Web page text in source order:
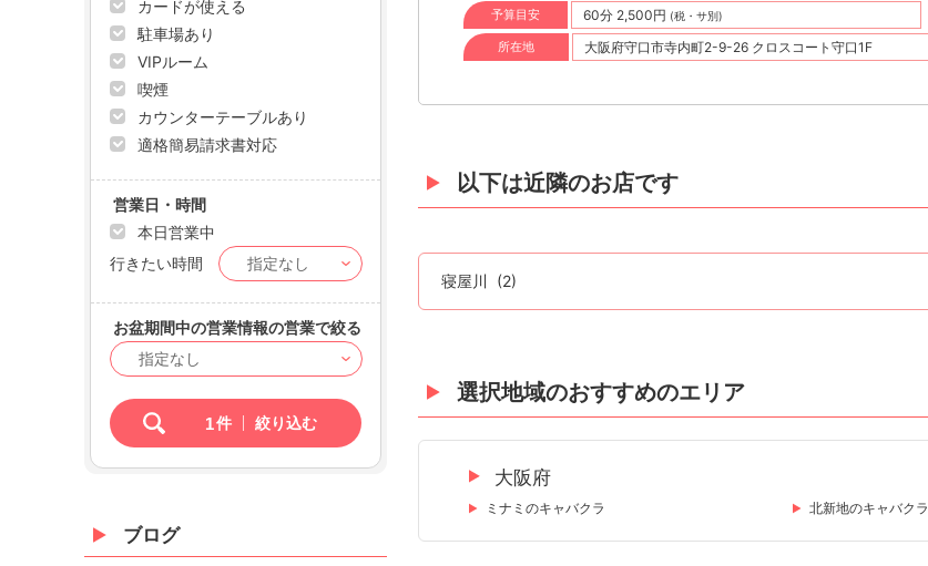
予算目安 60分 2,500円 (税・サ別)
所在地 大阪府守口市寺内町2-9-26 クロスコート守口1F
以下は近隣のお店です
寝屋川 (2)
選択地域のおすすめのエリア
大阪府
ミナミのキャバクラ 北新地のキャバクラ
カードが使える
駐車場あり
VIPルーム
喫煙
カウンターテーブルあり
適格簡易請求書対応
営業日・時間
本日営業中
行きたい時間
お盆期間中の営業情報の営業で絞る
1件 絞り込む
ブログ